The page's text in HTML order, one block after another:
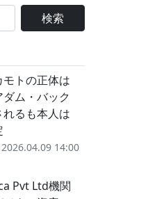
検索
モトの正体は
ム・バック
るも本人は
2026.04.09 14:00
Pvt Ltd機関